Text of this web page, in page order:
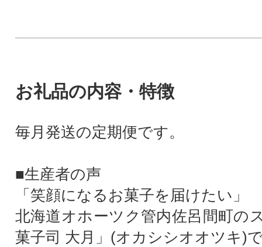
お礼品の内容・特徴
毎月発送の定期便です。
■生産者の声
「笑顔になるお菓子を届けたい」
北海道オホーツク管内佐呂間町の
菓子司 大月」(オカシシオオツキ)